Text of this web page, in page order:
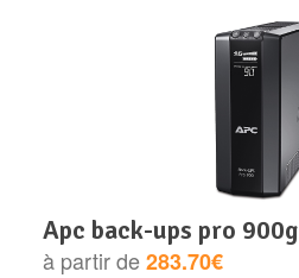
apc back-ups pro 900g
à partir de283.70€